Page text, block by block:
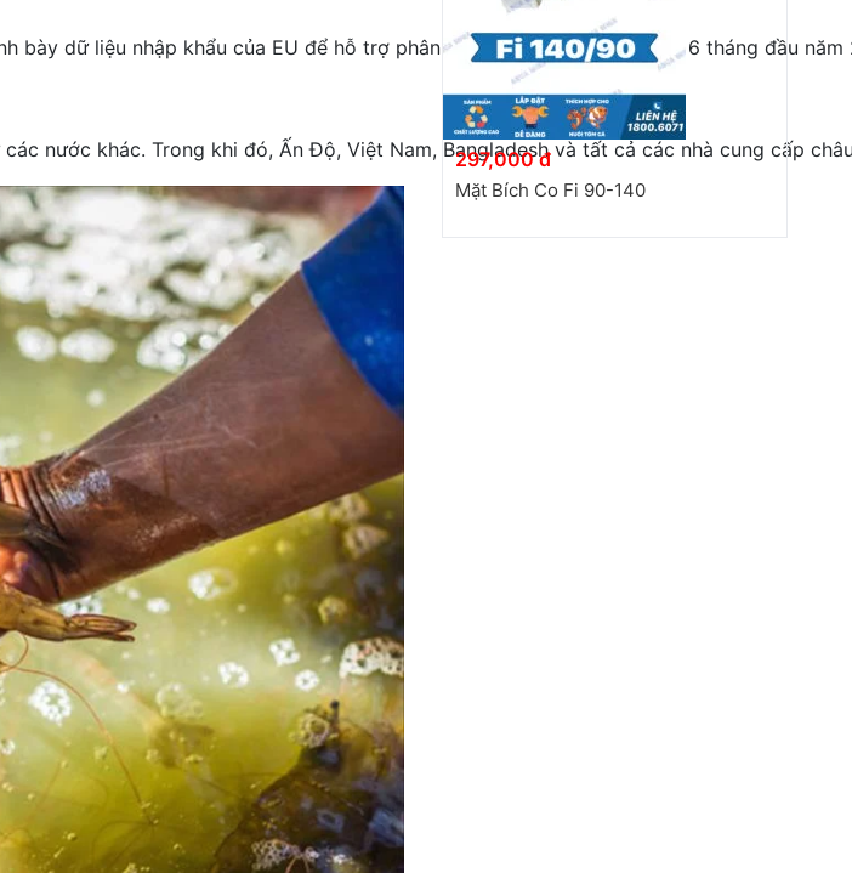
bày dữ liệu nhập khẩu của EU để hỗ trợ phân tích của Bootsman. Trong 6 tháng đầu
nước khác. Trong khi đó, Ấn Độ, Việt Nam, Bangladesh và tất cả các nhà cung cấp
297,000 đ
Mặt Bích Co Fi 90-140